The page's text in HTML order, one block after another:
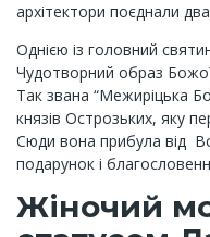
архітектори поєднали
Однією із головний
Чудотворний образ
Так звана “Межиріцька
князів Острозьких, яку
Сюди вона прибула від
подарунок і
Жіночий